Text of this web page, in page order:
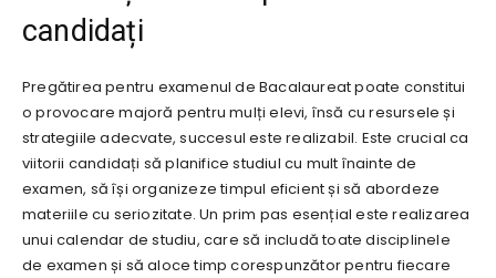
candidați
Pregătirea pentru examenul de Bacalaureat poate constitui
o provocare majoră pentru mulți elevi, însă cu resursele și
strategiile adecvate, succesul este realizabil. Este crucial ca
viitorii candidați să planifice studiul cu mult înainte de
examen, să își organizeze timpul eficient și să abordeze
materiile cu seriozitate. Un prim pas esențial este realizarea
unui calendar de studiu, care să includă toate disciplinele
de examen și să aloce timp corespunzător pentru fiecare